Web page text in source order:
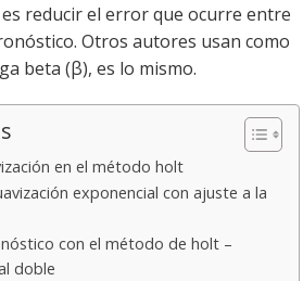
reducir el error que ocurre entre
Otros autores usan como
beta (β), es lo mismo.
en el método holt
exponencial con ajuste a la
con el método de holt –
doble